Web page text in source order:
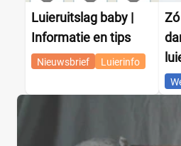
Luieruitslag baby |
Informatie en tips
Nieuwsbrief Luierinfo